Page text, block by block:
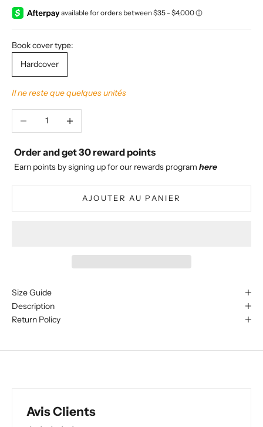
Book cover type:
Hardcover
Il ne reste que quelques unités
Diminuer la quantitéAugmenter la quantité
Order and get30 reward points
Earn points by signing up for our rewards program here
AJOUTER AU PANIER
Size Guide
Description
Return Policy
Avis Clients